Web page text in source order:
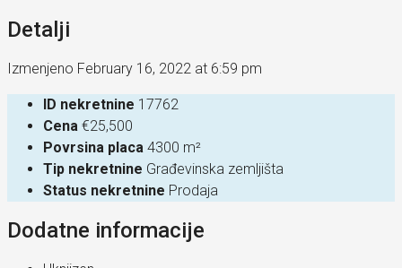
Detalji
Izmenjeno February 16, 2022 at 6:59 pm
ID nekretnine 17762
Cena €25,500
Povrsina placa 4300 m²
Tip nekretnine Građevinska zemljišta
Status nekretnine Prodaja
Dodatne informacije